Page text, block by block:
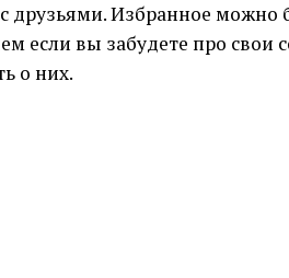
друзьями. Избранное можно
если вы забудете про свои
о них.